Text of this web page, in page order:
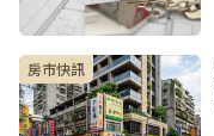
房市快訊